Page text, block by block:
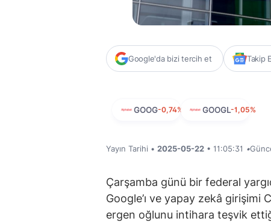
Google'da bizi tercih et Takip
GOOG-0,74% GOOGL-1,05%
Yayın Tarihi • 2025-05-22 • 11:05:31 •
Çarşamba günü bir federal
Google’ı ve yapay zekâ girişimi
ergen oğlunu intihara teşvik